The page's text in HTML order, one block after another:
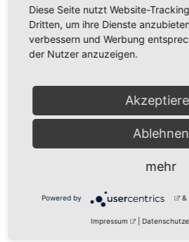
24.12.2026
Heilig-Abend
Gottesdienst
Veranstalter:
Ev. Chrischona Gemeinde
zurück
Diese Seite nutzt Website-
Dritten, um ihre Dienste
verbessern und Werbung
der Nutzer anzuzeigen.
Ablehnen
mehr
Powered by &
Impressum